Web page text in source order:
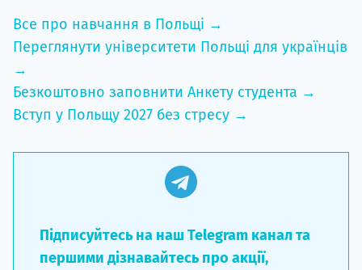
Все про навчання в Польщі →
Переглянути університети Польщі для українців
→
Безкоштовно заповнити Анкету студента →
Вступ у Польщу 2027 без стресу →
Підписуйтесь на наш Telegram канал та
першими дізнавайтесь про акції,